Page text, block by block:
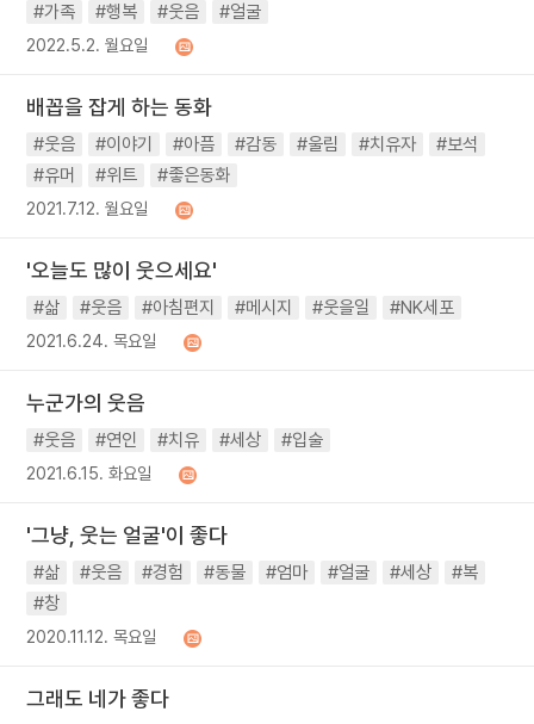
#가족 #행복 #웃음 #얼굴
2022.5.2. 월요일
배꼽을 잡게 하는 동화
#웃음 #이야기 #아픔 #감동 #울림 #치유자
#보석
#유머
#위트 #좋은동화
2021.7.12. 월요일
'오늘도 많이 웃으세요'
#삶 #웃음 #아침편지 #메시지 #웃을일 #NK세포
2021.6.24. 목요일
누군가의 웃음
#웃음 #연인 #치유 #세상 #입술
2021.6.15. 화요일
'그냥, 웃는 얼굴'이 좋다
#삶 #웃음 #경험 #동물 #엄마 #얼굴 #세상
#복
#창
2020.11.12. 목요일
그래도 네가 좋다